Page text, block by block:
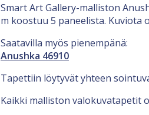
Smart Art Gallery-malliston
m koostuu 5 paneelista. Kuviota
Saatavilla myös pienempänä:
Anushka 46910
Tapettiin löytyvät yhteen
Kaikki malliston valokuvatapetit